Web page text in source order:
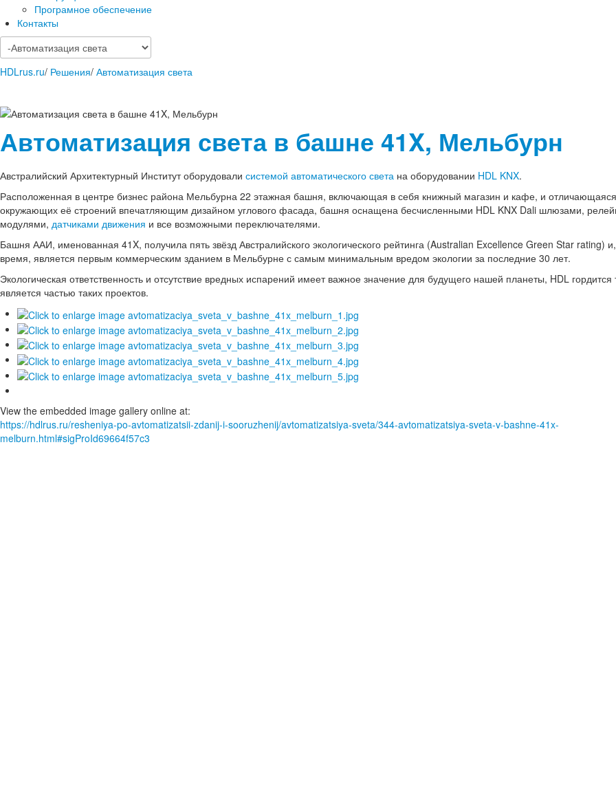
Програмное обеспечение
Контакты
HDLrus.ru/ Решения/ Автоматизация света
Автоматизация света в башне 41X, Мельбурн
Австралийский Архитектурный Институт оборудовали системой автоматического света на оборудовании HDL KNX.
Расположенная в центре бизнес района Мельбурна 22 этажная башня, включающая в себя книжный магазин и кафе, и
окружающих её строений впечатляющим дизайном углового фасада, башня оснащена бесчисленными HDL KNX Dali шлюзами,
модулями, датчиками движения и все возможными переключателями.
Башня ААИ, именованная 41X, получила пять звёзд Австралийского экологического рейтинга (Australian Excellence Green Star rating)
время, является первым коммерческим зданием в Мельбурне с самым минимальным вредом экологии за последние 30 лет.
Экологическая ответственность и отсутствие вредных испарений имеет важное значение для будущего нашей планеты, HDL гордится
является частью таких проектов.
View the embedded image gallery online at:
https://hdlrus.ru/resheniya-po-avtomatizatsii-zdanij-i-sooruzhenij/avtomatizatsiya-sveta/344-avtomatizatsiya-sveta-v-bashne-41x-
melburn.html#sigProId69664f57c3